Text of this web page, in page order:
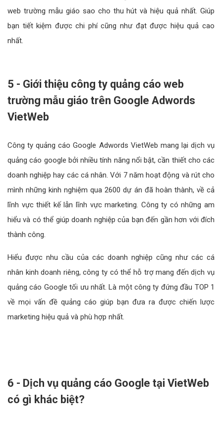
web trường mẫu giáo sao cho thu hút và hiệu quả nhất. Giúp
bạn tiết kiệm được chi phí cũng như đạt được hiệu quả cao
nhất.
5 - Giới thiệu công ty quảng cáo web
trường mẫu giáo trên Google Adwords
VietWeb
Công ty quảng cáo Google Adwords VietWeb mang lại dịch vụ
quảng cáo google bởi nhiều tính năng nổi bật, cần thiết cho các
doanh nghiệp hay các cá nhân. Với 7 năm hoạt động và rút cho
mình những kinh nghiệm qua 2600 dự án đã hoàn thành, về cả
lĩnh vực thiết kế lẫn lĩnh vực marketing. Công ty có những am
hiểu và có thể giúp doanh nghiệp của bạn đến gần hơn với đích
thành công.
Hiểu được nhu cầu của các doanh nghiệp cũng như các cá
nhân kinh doanh riêng, công ty có thể hỗ trợ mang đến dịch vụ
quảng cáo Google tối ưu nhất. Là một công ty đứng đầu TOP 1
về mọi vấn đề quảng cáo giúp bạn đưa ra được chiến lược
marketing hiệu quả và phù hợp nhất.
6 - Dịch vụ quảng cáo Google tại VietWeb
có gì khác biệt?